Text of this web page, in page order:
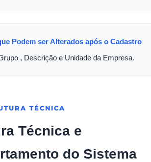
Podem ser Alterados após o Cadastro
, Descrição e Unidade da Empresa.
TÉCNICA
Técnica e
do Sistema